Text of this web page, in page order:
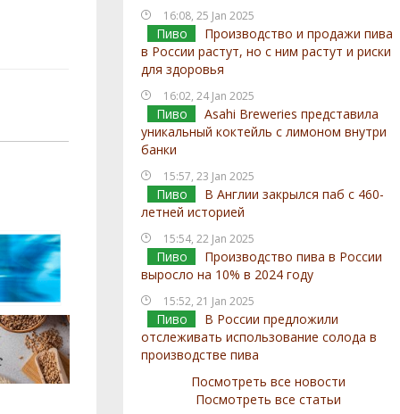
16:08, 25 Jan 2025
Пиво
Производство и продажи пива
в России растут, но с ним растут и риски
для здоровья
16:02, 24 Jan 2025
Пиво
Asahi Breweries представила
уникальный коктейль с лимоном внутри
банки
15:57, 23 Jan 2025
Пиво
В Англии закрылся паб с 460-
летней историей
15:54, 22 Jan 2025
Пиво
Производство пива в России
выросло на 10% в 2024 году
15:52, 21 Jan 2025
Пиво
В России предложили
отслеживать использование солода в
производстве пива
Посмотреть все новости
Посмотреть все статьи